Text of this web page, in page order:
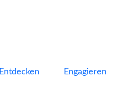
Entdecken Engagieren